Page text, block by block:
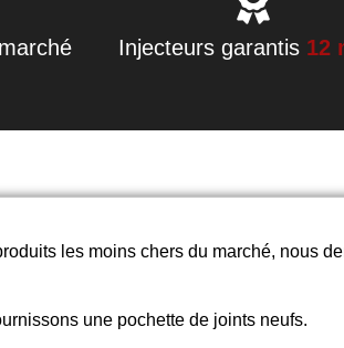
Injecteurs garantis 12
les moins chers du marché, nous
une pochette de joints neufs.